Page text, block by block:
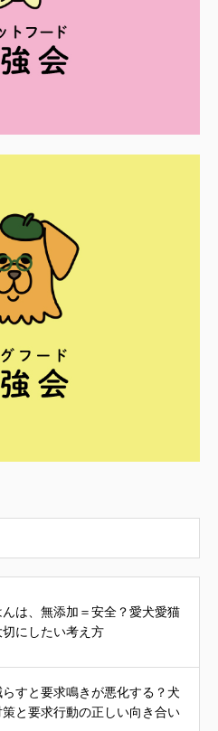
は、無添加＝安全？愛犬愛猫
にしたい考え方
らすと要求鳴きが悪化する？犬
と要求行動の正しい向き合い